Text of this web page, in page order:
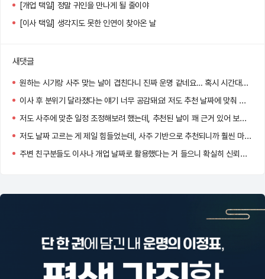
[개업 택일] 정말 귀인을 만나게 될 줄이야
[이사 택일] 생각지도 못한 인연이 찾아온 날
새댓글
원하는 시기랑 사주 맞는 날이 겹친다니 진짜 운명 같네요… 혹시 시간대도 같이 추천되던가요?
이사 후 분위기 달라졌다는 얘기 너무 공감돼요! 저도 추천 날짜에 맞춰 이사했는데 신기하게 일이 잘 풀리더라고요.
저도 사주에 맞춘 일정 조정해보려 했는데, 추천된 날이 꽤 근거 있어 보여서 고민 중이에요. 도움 많이 될 것 같아요!
저도 날짜 고르는 게 제일 힘들었는데, 사주 기반으로 추천되니까 훨씬 마음이 놓이더라고요!
주변 친구분들도 이사나 개업 날짜로 활용했다는 거 들으니 확실히 신뢰감 생기네요.